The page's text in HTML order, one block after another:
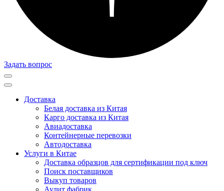
Задать вопрос
Доставка
Белая доставка из Китая
Карго доставка из Китая
Авиадоставка
Контейнерные перевозки
Автодоставка
Услуги в Китае
Доставка образцов для сертификации под ключ
Поиск поставщиков
Выкуп товаров
Аудит фабрик